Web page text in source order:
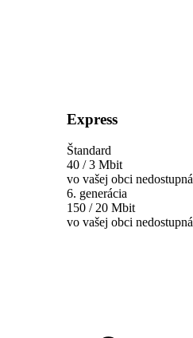
Express
Štandard
40 / 3 Mbit
vo vašej obci nedostupná
6. generácia
150 / 20 Mbit
vo vašej obci nedostupná